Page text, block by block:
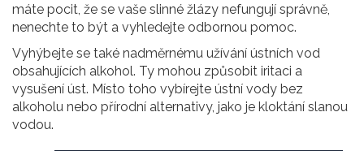
máte pocit, že se vaše slinné žlázy nefungují správně,
nenechte to být a vyhledejte odbornou pomoc.
Vyhýbejte se také nadměrnému užívání ústních vod
obsahujících alkohol. Ty mohou způsobit iritaci a
vysušení úst. Místo toho vybírejte ústní vody bez
alkoholu nebo přírodní alternativy, jako je kloktání slanou
vodou.